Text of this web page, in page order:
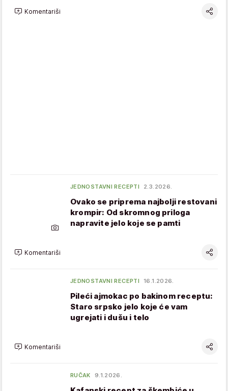
Komentariši
JEDNOSTAVNI RECEPTI 2.3.2026.
Ovako se priprema najbolji restovani
krompir: Od skromnog priloga
napravite jelo koje se pamti
Komentariši
JEDNOSTAVNI RECEPTI 16.1.2026.
Pileći ajmokac po bakinom receptu:
Staro srpsko jelo koje će vam
ugrejati i dušu i telo
Komentariši
RUČAK 9.1.2026.